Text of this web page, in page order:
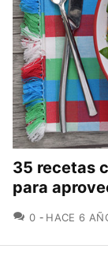
35 recetas
para
0 HACE 6